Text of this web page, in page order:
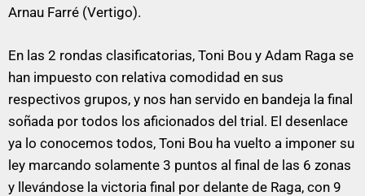
Arnau Farré (Vertigo).
En las 2 rondas clasificatorias, Toni Bou y Adam Raga se
han impuesto con relativa comodidad en sus
respectivos grupos, y nos han servido en bandeja la final
soñada por todos los aficionados del trial. El desenlace
ya lo conocemos todos, Toni Bou ha vuelto a imponer su
ley marcando solamente 3 puntos al final de las 6 zonas
y llevándose la victoria final por delante de Raga, con 9